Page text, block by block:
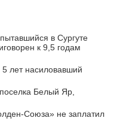
в Сургуте
к 9,5 годам
лет насиловавший
Белый Яр,
Союза» не заплатил